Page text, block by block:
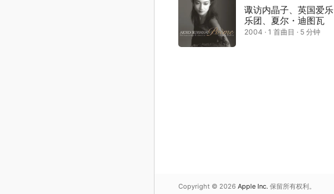
诹访内晶子、英国爱乐
乐团、夏尔・迪图瓦
2004 · 1 首曲目 · 5 分钟
Copyright © 2026 Apple Inc. 保留所有权利。